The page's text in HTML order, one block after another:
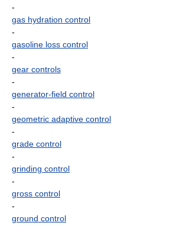
-
gas hydration control
-
gasoline loss control
-
gear controls
-
generator-field control
-
geometric adaptive control
-
grade control
-
grinding control
-
gross control
-
ground control